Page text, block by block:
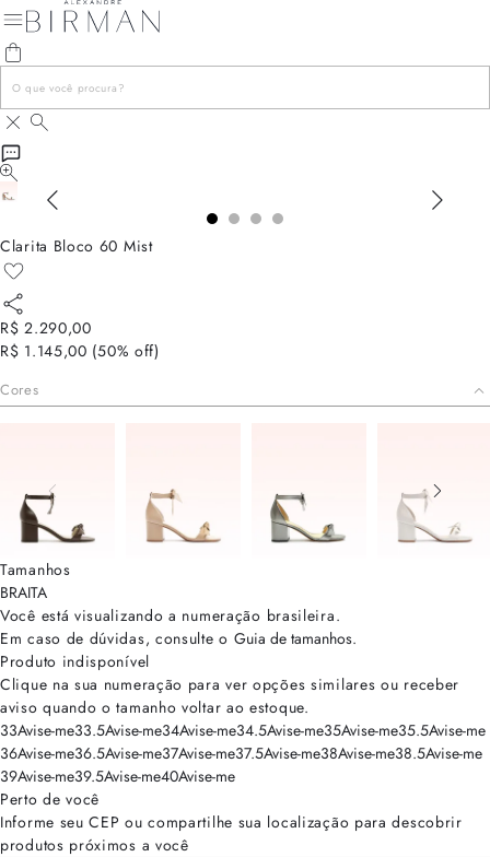
Clarita Bloco 60 Mist
R$ 2.290,00
R$ 1.145,00 (50% off)
Cores
Tamanhos
BRAITA
Você está visualizando a numeração brasileira.
Em caso de dúvidas, consulte o Guia de tamanhos.
Produto indisponível
Clique na sua numeração para ver opções similares ou receber
aviso quando o tamanho voltar ao estoque.
33Avise-me33.5Avise-me34Avise-me34.5Avise-me35Avise-me35.5Avise-me
36Avise-me36.5Avise-me37Avise-me37.5Avise-me38Avise-me38.5Avise-me
39Avise-me39.5Avise-me40Avise-me
Perto de você
Informe seu CEP ou compartilhe sua localização para descobrir
produtos próximos a você